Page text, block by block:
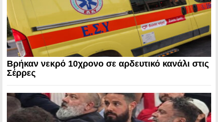
Βρήκαν νεκρό 10χρονο σε αρδευτικό κανάλι στις
Σέρρες